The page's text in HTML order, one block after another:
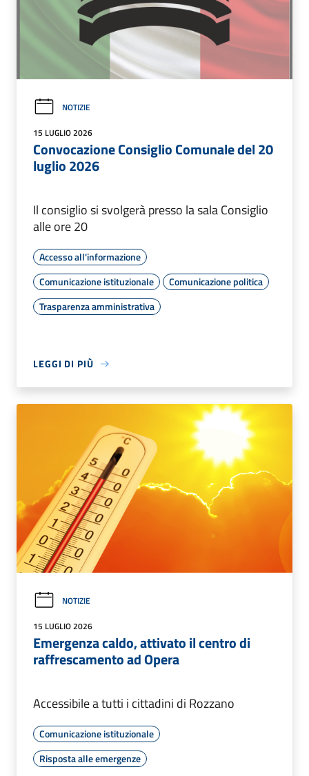
NOTIZIE
15 LUGLIO 2026
Convocazione Consiglio Comunale del 20
luglio 2026
Il consiglio si svolgerà presso la sala Consiglio
alle ore 20
Accesso all'informazione
Comunicazione istituzionale
Comunicazione politica
Trasparenza amministrativa
LEGGI DI PIÙ
NOTIZIE
15 LUGLIO 2026
Emergenza caldo, attivato il centro di
raffrescamento ad Opera
Accessibile a tutti i cittadini di Rozzano
Comunicazione istituzionale
Risposta alle emergenze